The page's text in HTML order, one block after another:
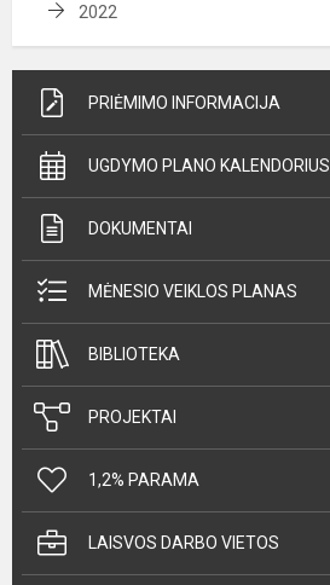
2022
PRIĖMIMO INFORMACIJA
UGDYMO PLANO KALENDORIUS
DOKUMENTAI
MĖNESIO VEIKLOS PLANAS
BIBLIOTEKA
PROJEKTAI
1,2% PARAMA
LAISVOS DARBO VIETOS